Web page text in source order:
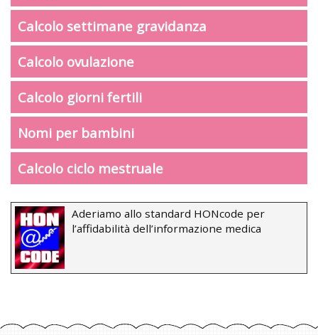
Calcolo settimane gravidanza
Calcolo ovulazione
Calcolo giorni fertili
Nomi per bambini
Calcolo ciclo mestruale
Aderiamo allo standard HONcode per
l’affidabilità dell’informazione medica